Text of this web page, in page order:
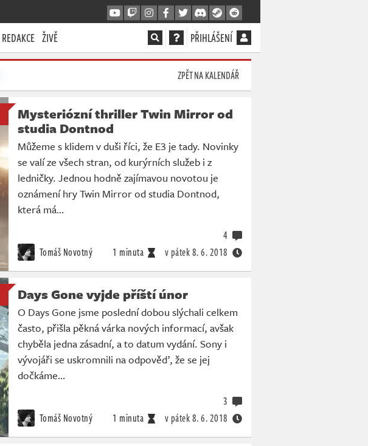
REDAKCE ŽIVĚ PŘIHLÁŠENÍ
ZPĚT NA KALENDÁŘ
Mysteriózní thriller Twin Mirror od
studia Dontnod
Můžeme s klidem v duši říci, že E3 je tady. Novinky
se valí ze všech stran, od kurýrních služeb i z
ledničky. Jednou hodně zajímavou novotou je
oznámení hry Twin Mirror od studia Dontnod,
která má…
Tomáš Novotný 1 minuta v pátek8. 6. 2018
4
Days Gone vyjde příští únor
O Days Gone jsme poslední dobou slýchali celkem
často, přišla pěkná várka nových informací, avšak
chyběla jedna zásadní, a to datum vydání. Sony i
vývojáři se uskromnili na odpověď, že se jej
dočkáme…
Tomáš Novotný 1 minuta v pátek8. 6. 2018
3